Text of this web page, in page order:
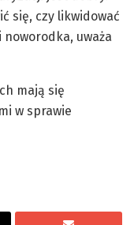
się, czy likwidować
uważa
mają się
w sprawie